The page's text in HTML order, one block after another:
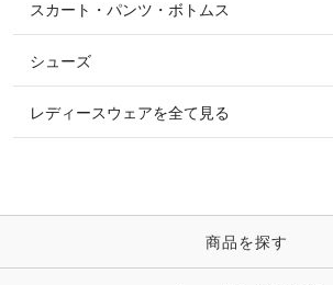
ベルト
時計・財布・キーケース・革小物
リング
ピアス・イヤリング
ピン・ブローチ・コサージュ
スカート・パンツ・ボトムス
シューズ
レディースウェアを全て見る
商品を探す